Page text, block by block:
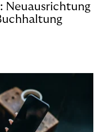
Neuausrichtung